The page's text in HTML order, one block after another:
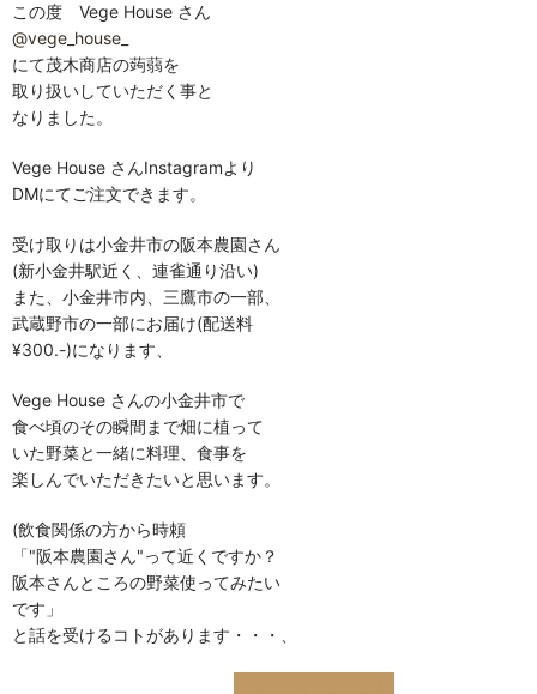
この度 Vege House さん
@vege_house_
にて茂木商店の蒟蒻を
取り扱いしていただく事と
なりました。
Vege House さんInstagramより
DMにてご注文できます。
受け取りは小金井市の阪本農園さん
(新小金井駅近く、連雀通り沿い)
また、小金井市内、三鷹市の一部、
武蔵野市の一部にお届け(配送料
¥300.-)になります、
Vege House さんの小金井市で
食べ頃のその瞬間まで畑に植って
いた野菜と一緒に料理、食事を
楽しんでいただきたいと思います。
(飲食関係の方から時頼
「"阪本農園さん"って近くですか？
阪本さんところの野菜使ってみたい
です」
と話を受けるコトがあります・・・、